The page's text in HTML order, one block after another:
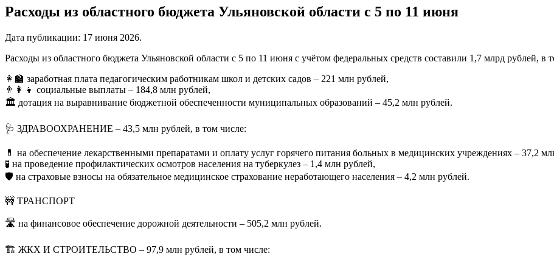
Расходы из областного бюджета Ульяновской области с 5 по 11 июня
Дата публикации: 17 июня 2026.
Расходы из областного бюджета Ульяновской области с 5 по 11 июня с учётом федеральных средств составили 1,7 млрд рублей, в
👩‍🏫 заработная плата педагогическим работникам школ и детских садов – 221 млн рублей,
👨‍👩‍👧 социальные выплаты – 184,8 млн рублей,
🏛️ дотация на выравнивание бюджетной обеспеченности муниципальных образований – 45,2 млн рублей.
🩺 ЗДРАВООХРАНЕНИЕ – 43,5 млн рублей, в том числе:
💊 на обеспечение лекарственными препаратами и оплату услуг горячего питания больных в медицинских учреждениях – 37,2
🧪 на проведение профилактических осмотров населения на туберкулез – 1,4 млн рублей,
🛡️ на страховые взносы на обязательное медицинское страхование неработающего населения – 4,2 млн рублей.
🚧 ТРАНСПОРТ
🛣️ на финансовое обеспечение дорожной деятельности – 505,2 млн рублей.
🏗️ ЖКХ И СТРОИТЕЛЬСТВО – 97,9 млн рублей, в том числе: